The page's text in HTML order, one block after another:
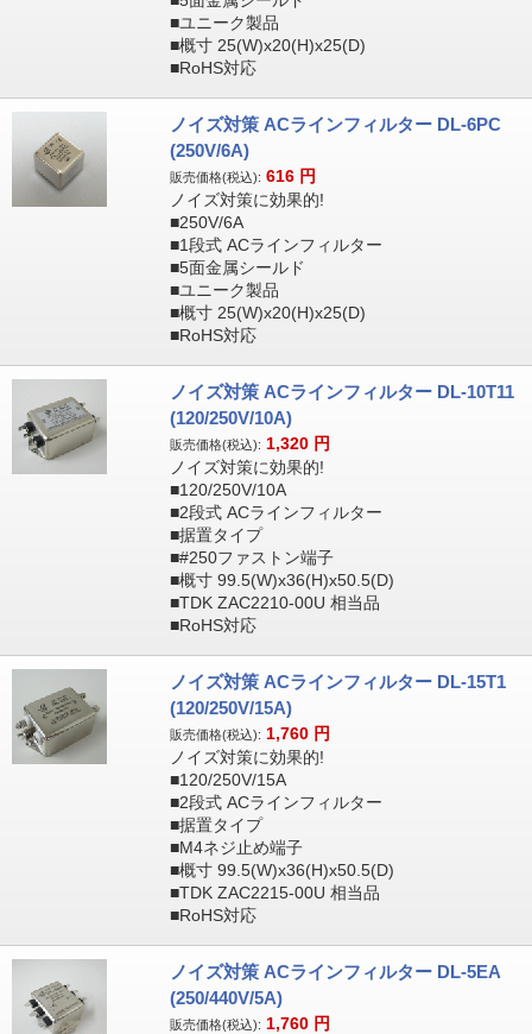
■ユニーク製品
■概寸 25(W)x20(H)x25(D)
■RoHS対応
ノイズ対策 ACラインフィルター DL-6PC
(250V/6A)
販売価格(税込): 616 円
ノイズ対策に効果的!
■250V/6A
■1段式 ACラインフィルター
■5面金属シールド
■ユニーク製品
■概寸 25(W)x20(H)x25(D)
■RoHS対応
ノイズ対策 ACラインフィルター DL-10T11
(120/250V/10A)
販売価格(税込): 1,320 円
ノイズ対策に効果的!
■120/250V/10A
■2段式 ACラインフィルター
■据置タイプ
■#250ファストン端子
■概寸 99.5(W)x36(H)x50.5(D)
■TDK ZAC2210-00U 相当品
■RoHS対応
ノイズ対策 ACラインフィルター DL-15T1
(120/250V/15A)
販売価格(税込): 1,760 円
ノイズ対策に効果的!
■120/250V/15A
■2段式 ACラインフィルター
■据置タイプ
■M4ネジ止め端子
■概寸 99.5(W)x36(H)x50.5(D)
■TDK ZAC2215-00U 相当品
■RoHS対応
ノイズ対策 ACラインフィルター DL-5EA
(250/440V/5A)
販売価格(税込): 1,760 円